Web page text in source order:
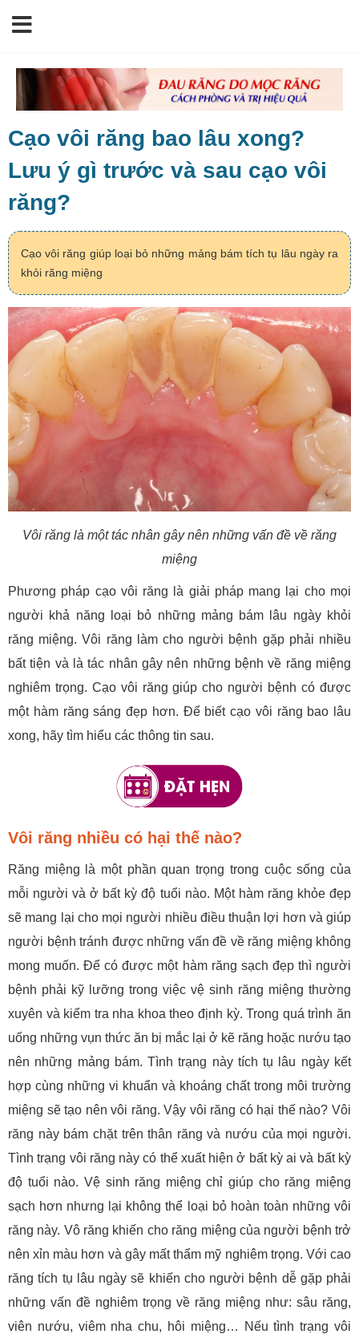
Cạo vôi răng bao lâu xong?
Lưu ý gì trước và sau cạo vôi
răng?
Cạo vôi răng giúp loại bỏ những mảng bám tích tụ lâu ngày ra
khỏi răng miệng
Vôi răng là một tác nhân gây nên những vấn đề về răng
miệng
Phương pháp cạo vôi răng là giải pháp mang lại cho mọi
người khả năng loại bỏ những mảng bám lâu ngày khỏi
răng miệng. Vôi răng làm cho người bệnh gặp phải nhiều
bất tiện và là tác nhân gây nên những bệnh về răng miệng
nghiêm trọng. Cạo vôi răng giúp cho người bệnh có được
một hàm răng sáng đẹp hơn. Để biết cạo vôi răng bao lâu
xong, hãy tìm hiểu các thông tin sau.
Vôi răng nhiều có hại thế nào?
Răng miệng là một phần quan trọng trong cuộc sống của
mỗi người và ở bất kỳ độ tuổi nào. Một hàm răng khỏe đẹp
sẽ mang lại cho mọi người nhiều điều thuận lợi hơn và giúp
người bệnh tránh được những vấn đề về răng miệng không
mong muốn. Để có được một hàm răng sạch đẹp thì người
bệnh phải kỹ lưỡng trong việc vệ sinh răng miệng thường
xuyên và kiểm tra nha khoa theo định kỳ. Trong quá trình ăn
uống những vụn thức ăn bị mắc lại ở kẽ răng hoặc nướu tạo
nên những mảng bám. Tình trạng này tích tụ lâu ngày kết
hợp cùng những vi khuẩn và khoáng chất trong môi trường
miệng sẽ tạo nên vôi răng. Vậy vôi răng có hại thế nào? Vôi
răng này bám chặt trên thân răng và nướu của mọi người.
Tình trạng vôi răng này có thể xuất hiện ở bất kỳ ai và bất kỳ
độ tuổi nào. Vệ sinh răng miệng chỉ giúp cho răng miệng
sạch hơn nhưng lại không thể loại bỏ hoàn toàn những vôi
răng này. Vô răng khiến cho răng miệng của người bệnh trở
nên xỉn màu hơn và gây mất thẩm mỹ nghiêm trọng. Với cao
răng tích tụ lâu ngày sẽ khiến cho người bệnh dễ gặp phải
những vấn đề nghiêm trọng về răng miệng như: sâu răng,
viên nướu, viêm nha chu, hôi miệng… Nếu tình trạng vôi